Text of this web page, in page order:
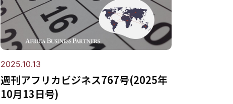
2025.10.13
週刊アフリカビジネス767号(2025年
10月13日号)